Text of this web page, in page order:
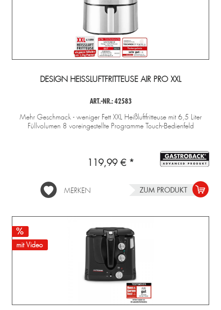
DESIGN HEISSLUFTFRITTEUSE AIR PRO XXL
ART.-NR.: 42583
Mehr Geschmack - weniger Fett XXL Heißluftfritteuse mit 6,5 Liter
Füllvolumen 8 voreingestellte Programme Touch-Bedienfeld
119,99 € *
MERKEN ZUM PRODUKT
mit Video